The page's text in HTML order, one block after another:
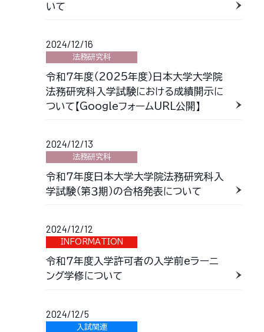
いて
2024/12/16
法務研究科
令和７年度（2025年度）日本大学大学院
法務研究科入学試験における成績開示に
ついて【GoogleフォームURL公開】
2024/12/13
法務研究科
令和７年度日本大学大学院法務研究科入
学試験（第３期）の合格発表について
2024/12/12
INFORMATION
令和７年度入学許可者の入学前eラーニ
ング学修について
2024/12/5
入試関連